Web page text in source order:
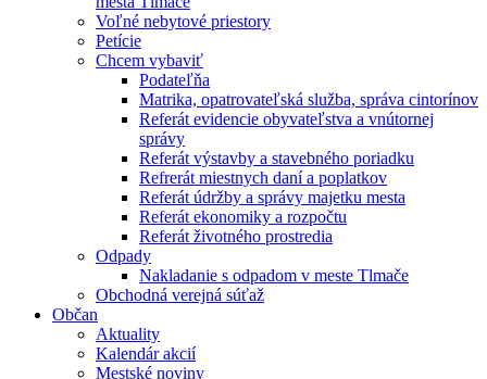
Voľné nebytové priestory
Petície
Chcem vybaviť
Podateľňa
Matrika, opatrovateľská služba, správa cintorínov
Referát evidencie obyvateľstva a vnútornej
správy
Referát výstavby a stavebného poriadku
Refrerát miestnych daní a poplatkov
Referát údržby a správy majetku mesta
Referát ekonomiky a rozpočtu
Referát životného prostredia
Odpady
Nakladanie s odpadom v meste Tlmače
Obchodná verejná súťaž
Občan
Aktuality
Kalendár akcií
Mestské noviny